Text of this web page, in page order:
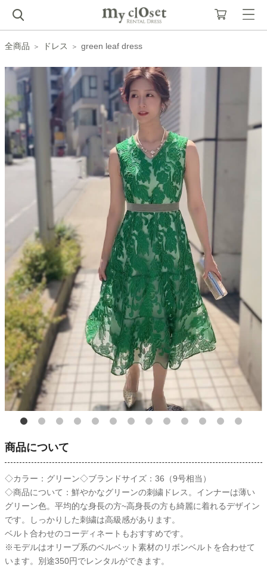
全商品 ドレス green leaf dress
商品について
◇カラー：グリーン◇ブランドサイズ：36（9号相当）
◇商品について：鮮やかなグリーンの刺繍ドレス。インナーは薄い
グリーン色。平均的な身長の方~高身長の方も綺麗に着れるデザイン
です。しっかりした刺繍は高級感があります。
ベルト合わせのコーディネートもおすすめです。
※モデルはオリーブ系のベルベット素材のリボンベルトを合わせて
います。別途350円でレンタルができます。